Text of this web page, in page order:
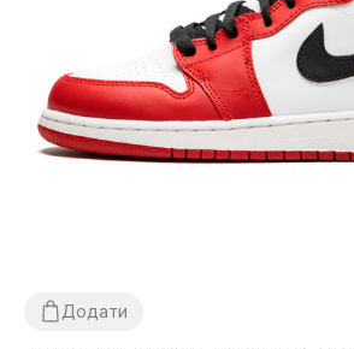
Додати